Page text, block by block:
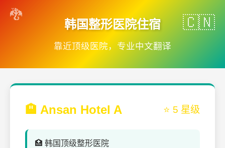
韩国整形医院住宿
靠近顶级医院，专业中文翻译
🏨 Ansan Hotel A ⭐ 5 星级
🏥 韩国顶级整形医院